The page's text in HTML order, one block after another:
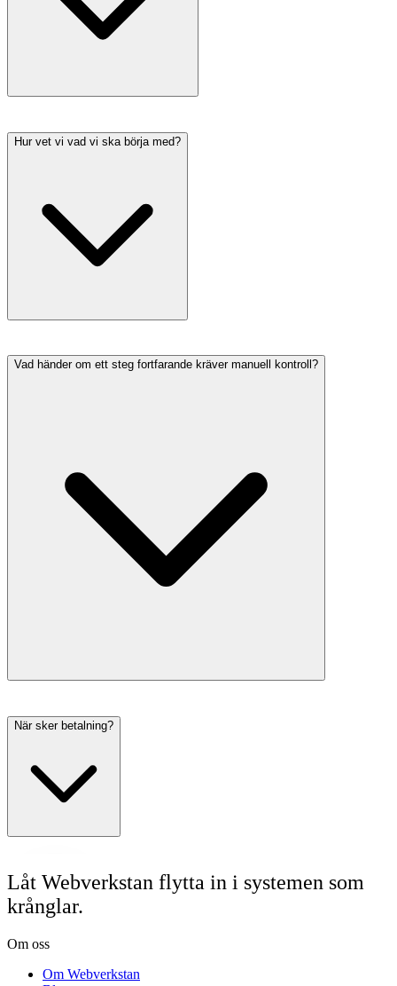
Hur vet vi vad vi ska börja med?
Vad händer om ett steg fortfarande kräver manuell kontroll?
När sker betalning?
Låt Webverkstan flytta in i systemen som
krånglar.
Om oss
Om Webverkstan